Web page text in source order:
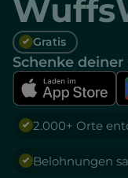
Gratis
Schenke
2.000+ Orte
Belohnungen